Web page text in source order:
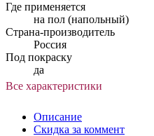
Где применяется
на пол (напольный)
Страна-производитель
Россия
Под покраску
да
Все характеристики
Описание
Скидка за коммент